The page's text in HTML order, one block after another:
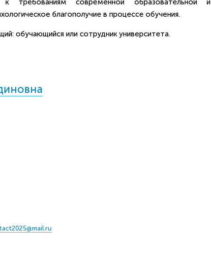
к требованиям современной образовательной и
благополучие в процессе обучения.
обучающийся или сотрудник университета.